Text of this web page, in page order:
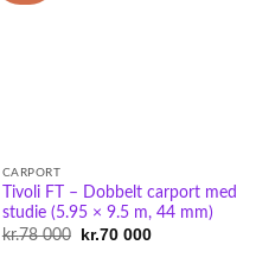
CARPORT
Tivoli FT – Dobbelt carport med
studie (5.95 × 9.5 m, 44 mm)
kr.78 000
Original
kr.70 000Current